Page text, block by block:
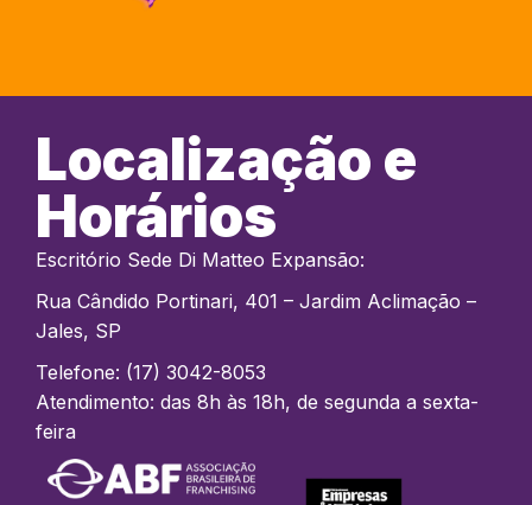
Localização e
Horários
Escritório Sede Di Matteo Expansão:
Rua Cândido Portinari, 401 – Jardim Aclimação –
Jales, SP
Telefone: (17) 3042-8053
Atendimento: das 8h às 18h, de segunda a sexta-
feira